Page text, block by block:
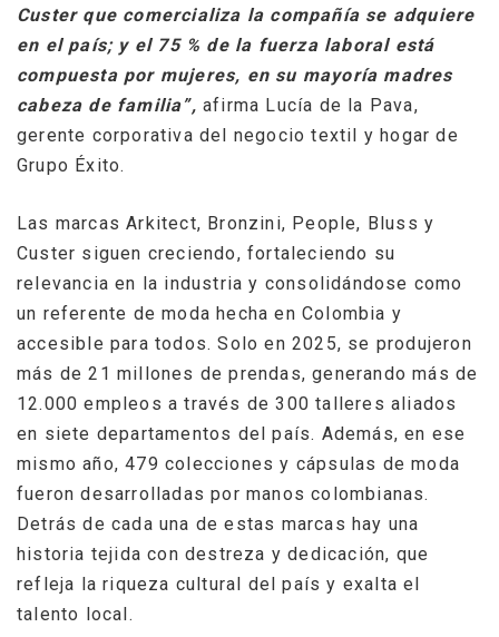
Custer que comercializa la compañía se adquiere
en el país;y el 75 % de la fuerza laboral está
compuesta por mujeres, en su mayoría madres
cabeza de familia”,afirma Lucía de la Pava,
gerente corporativa del negocio textil y hogar de
Grupo Éxito.
Las marcas Arkitect, Bronzini, People, Bluss y
Custer siguen creciendo, fortaleciendo su
relevancia en la industria y consolidándose como
un referente de moda hecha en Colombia y
accesible para todos. Solo en 2025, se produjeron
más de 21 millones de prendas, generando más de
12.000 empleos a través de 300 talleres aliados
en siete departamentos del país. Además, en ese
mismo año,479 colecciones y cápsulas de moda
fueron desarrolladas por manos colombianas.
Detrás de cada una de estas marcas hay una
historia tejida con destreza y dedicación, que
refleja la riqueza cultural del país y exalta el
talento local.